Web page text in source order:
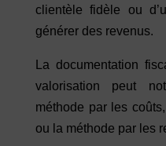
clientèle fidèle ou
générer des revenus.
La documentation
valorisation peut
méthode par les
ou la méthode par les